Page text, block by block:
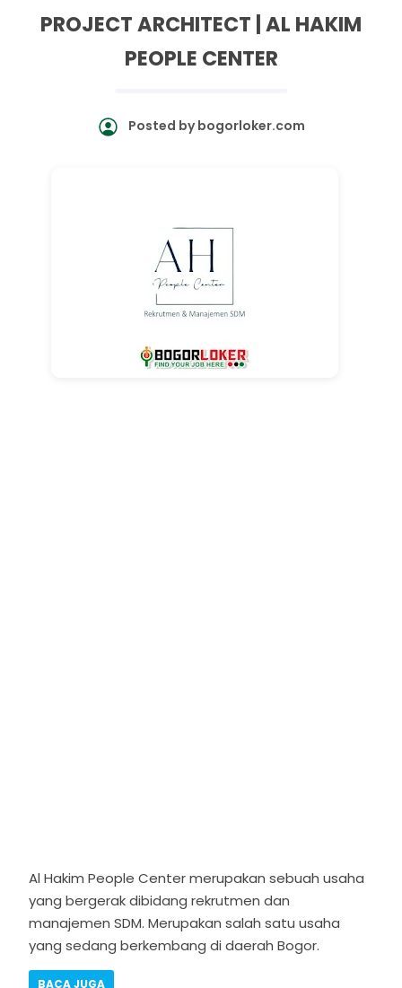
PROJECT ARCHITECT | AL HAKIM
PEOPLE CENTER
Posted bybogorloker.com
Al Hakim People Center merupakan sebuah usaha
yang bergerak dibidang rekrutmen dan
manajemen SDM. Merupakan salah satu usaha
yang sedang berkembang di daerah Bogor.
BACA JUGA